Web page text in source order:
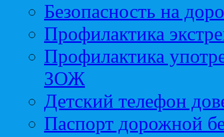
Безопасность на
Профилактика
Профилактика
ЗОЖ
Детский телефон
Паспорт дорожной